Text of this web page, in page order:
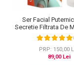
Ser Facial
Secretie Filtrata De
KISS® Snail 96
100 ml
PRP: 150,00
89,00 Lei